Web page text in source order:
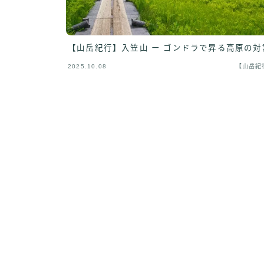
【山岳紀行】入笠山 ー ゴンドラで昇る高原の対
2025.10.08 【山岳紀